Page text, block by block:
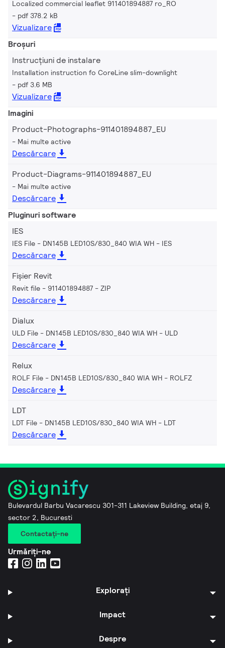
Localized commercial leaflet 911401894887 ro_RO
pdf 378.2 kB
Vizualizare
Broșuri
Instrucțiuni de instalare
Installation instruction fo CoreLine slim-downlight
pdf 3.6 MB
Vizualizare
Imagini
Product-Photographs-911401894887_EU
Mai multe active
Descărcare
Product-Diagrams-911401894887_EU
Mai multe active
Descărcare
Pluginuri software
IES
IES File - DN145B LED10S/830_840 WIA WH IES
Descărcare
Fișier Revit
Revit file - 911401894887 ZIP
Descărcare
Dialux
ULD File - DN145B LED10S/830_840 WIA WH ULD
Descărcare
Relux
ROLF File - DN145B LED10S/830_840 WIA WH ROLFZ
Descărcare
LDT
LDT File - DN145B LED10S/830_840 WIA WH LDT
Descărcare
Bulevardul Barbu Vacarescu 301-311 Lakeview Building, etaj 9,
sector 2, Bucuresti
Contactaţi-ne
Urmăriți-ne
Explorați
Impact
Despre